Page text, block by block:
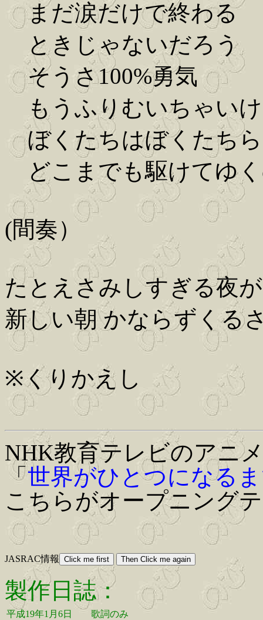
まだ涙だけで終わる
ときじゃないだろう
そうさ100%勇気
もうふりむいちゃい
ぼくたちはぼくたち
どこまでも駆けてゆ
(間奏）
たとえさみしすぎる夜
新しい朝 かならずくる
※くりかえし
NHK教育テレビのアニ
「世界がひとつになる
こちらがオープニング
JASRAC情報
製作日誌：
平成19年1月6日
歌詞のみ